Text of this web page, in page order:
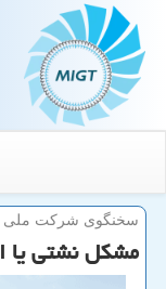
سخنگوی شركت ملی
مشكل نشتی یا